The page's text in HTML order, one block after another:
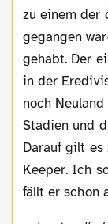
zu einem der
gegangen
gehabt. Der
in der
noch
Stadien und
Darauf gilt es
Keeper. Ich
fällt er schon